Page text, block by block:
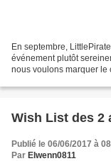
En septembre,
événement plutôt
nous voulons marquer le
Wish List des 2
Publié le 06/06/2017 à
Par Elwenn0811